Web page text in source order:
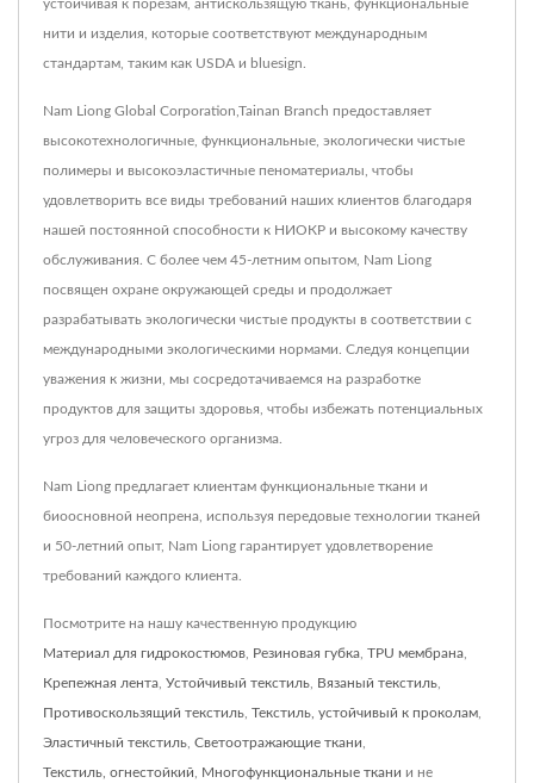
устойчивая к порезам, антискользящую ткань, функциональные
нити и изделия, которые соответствуют международным
стандартам, таким как USDA и bluesign.
Nam Liong Global Corporation,Tainan Branch предоставляет
высокотехнологичные, функциональные, экологически чистые
полимеры и высокоэластичные пеноматериалы, чтобы
удовлетворить все виды требований наших клиентов благодаря
нашей постоянной способности к НИОКР и высокому качеству
обслуживания. С более чем 45-летним опытом, Nam Liong
посвящен охране окружающей среды и продолжает
разрабатывать экологически чистые продукты в соответствии с
международными экологическими нормами. Следуя концепции
уважения к жизни, мы сосредотачиваемся на разработке
продуктов для защиты здоровья, чтобы избежать потенциальных
угроз для человеческого организма.
Nam Liong предлагает клиентам функциональные ткани и
биоосновной неопрена, используя передовые технологии тканей
и 50-летний опыт, Nam Liong гарантирует удовлетворение
требований каждого клиента.
Посмотрите на нашу качественную продукцию
Материал для гидрокостюмов Резиновая губка TPU мембрана
Крепежная лента Устойчивый текстиль Вязаный текстиль
Противоскользящий текстиль Текстиль, устойчивый к проколам
Эластичный текстиль Светоотражающие ткани
Текстиль, огнестойкий Многофункциональные ткани и не